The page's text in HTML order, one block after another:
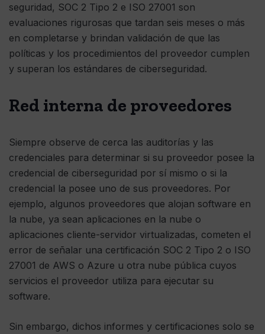
seguridad, SOC 2 Tipo 2 e ISO 27001 son
evaluaciones rigurosas que tardan seis meses o más
en completarse y brindan validación de que las
políticas y los procedimientos del proveedor cumplen
y superan los estándares de ciberseguridad.
Red interna de proveedores
Siempre observe de cerca las auditorías y las
credenciales para determinar si su proveedor posee la
credencial de ciberseguridad por sí mismo o si la
credencial la posee uno de sus proveedores. Por
ejemplo, algunos proveedores que alojan software en
la nube, ya sean aplicaciones en la nube o
aplicaciones cliente-servidor virtualizadas, cometen el
error de señalar una certificación SOC 2 Tipo 2 o ISO
27001 de AWS o Azure u otra nube pública cuyos
servicios el proveedor utiliza para ejecutar su
software.
Sin embargo, dichos informes y certificaciones solo se